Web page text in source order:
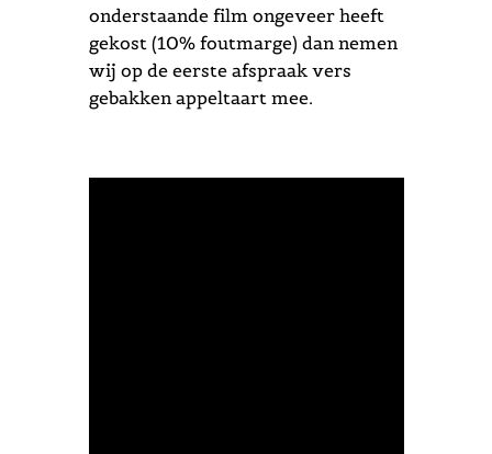
onderstaande film ongeveer heeft
gekost (10% foutmarge) dan nemen
wij op de eerste afspraak vers
gebakken appeltaart mee.